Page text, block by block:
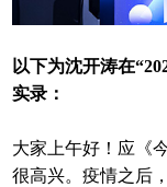
以下为沈开涛在
实录：
大家上午好！应《
很高兴。疫情之后